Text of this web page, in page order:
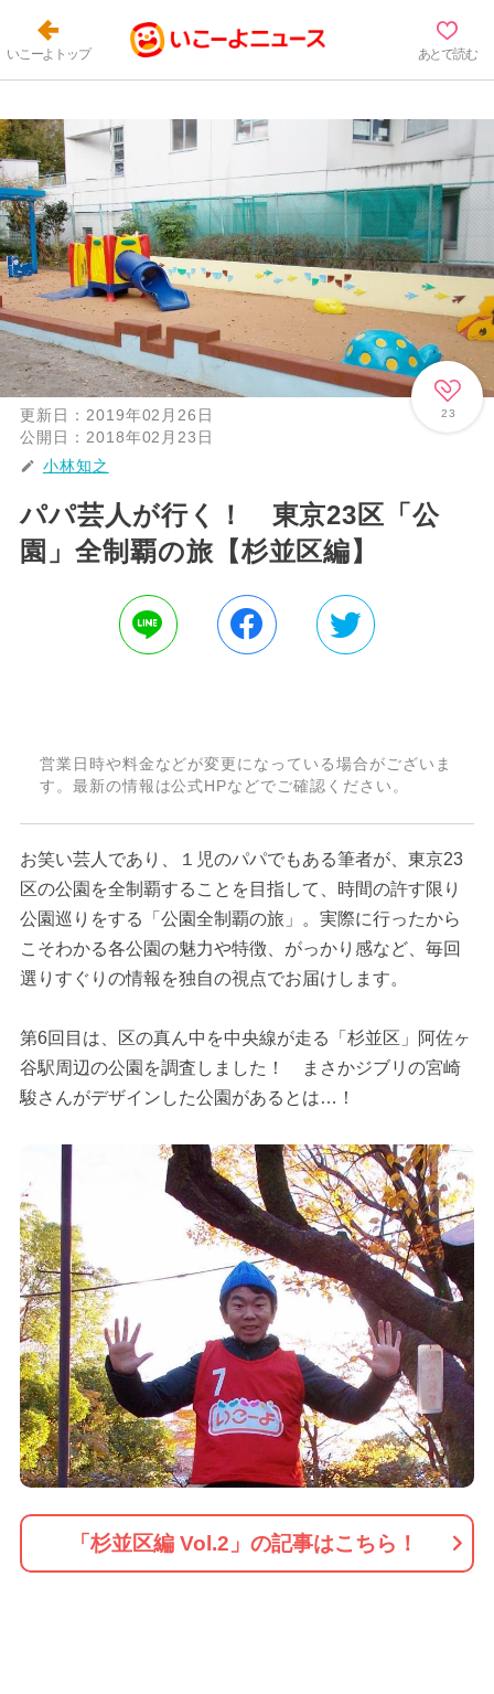
いこーよトップ あとで読む
23
更新日： 2019年02月26日
公開日： 2018年02月23日
小林知之
パパ芸人が行く！ 東京23区「公
園」全制覇の旅【杉並区編】
営業日時や料金などが変更になっている場合がございま
す。最新の情報は公式HPなどでご確認ください。
お笑い芸人であり、１児のパパでもある筆者が、東京23
区の公園を全制覇することを目指して、時間の許す限り
公園巡りをする「公園全制覇の旅」。実際に行ったから
こそわかる各公園の魅力や特徴、がっかり感など、毎回
選りすぐりの情報を独自の視点でお届けします。
第6回目は、区の真ん中を中央線が走る「杉並区」阿佐ヶ
谷駅周辺の公園を調査しました！ まさかジブリの宮崎
駿さんがデザインした公園があるとは…！
「杉並区編 Vol.2」の記事はこちら！